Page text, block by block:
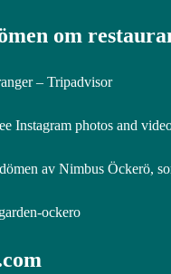
om
– Tripadvisor
Instagram photos and
av Nimbus Öckerö,
ockero